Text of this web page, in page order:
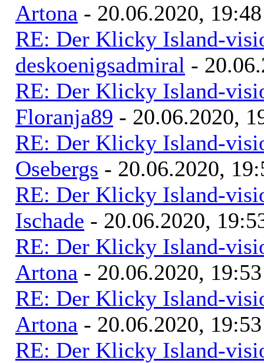
Artona - 20.06.2020, 19:48
RE: Der Klicky Island-
deskoenigsadmiral -
RE: Der Klicky Island-
Floranja89 - 20.06.2020,
RE: Der Klicky Island-
Osebergs - 20.06.2020,
RE: Der Klicky Island-
Ischade - 20.06.2020,
RE: Der Klicky Island-
Artona - 20.06.2020, 19:53
RE: Der Klicky Island-
Artona - 20.06.2020, 19:53
RE: Der Klicky Island-